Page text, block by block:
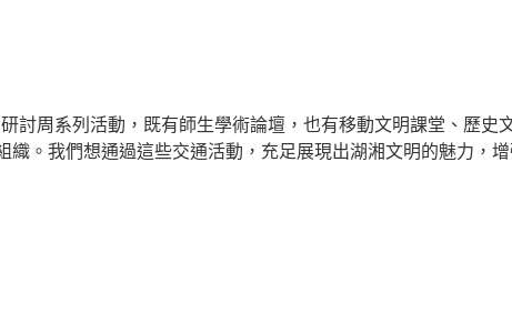
討周系列活動，既有師生學術論壇，也有移動文明課堂、歷
。我們想通過這些交通活動，充足展現出湖湘文明的魅力，